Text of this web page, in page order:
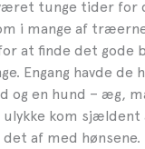
tunge tider for
i mange af
at finde det gode
Engang havde de
og en hund – æg,
ulykke kom sjældent
af med